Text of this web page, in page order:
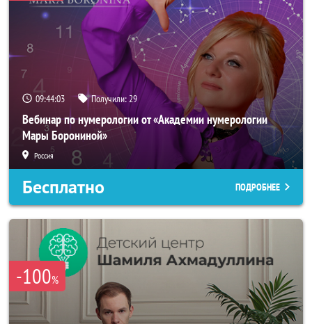
09:44:00 Получили:29
Вебинар по нумерологии от «Академии нумерологии
Мары Борониной»
Россия
Бесплатно ПОДРОБНЕЕ
-100%